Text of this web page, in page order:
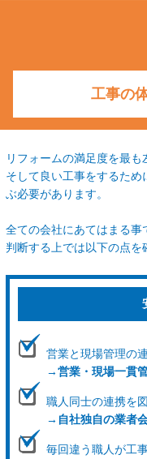
工事の
リフォームの満足度を最も
そして良い工事をするた
ぶ必要があります。
全ての会社にあてはまる事
判断する上では以下の点を
営業と現場管理の
→ 営業・現場一貫
職人同士の連携を
→ 自社独自の業者
毎回違う職人が工